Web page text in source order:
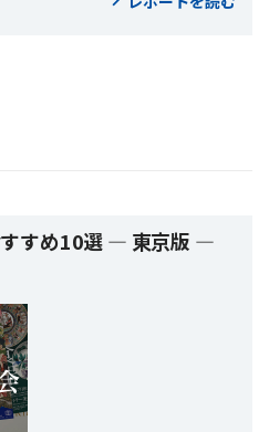
すめ10選 ― 東京版 ―